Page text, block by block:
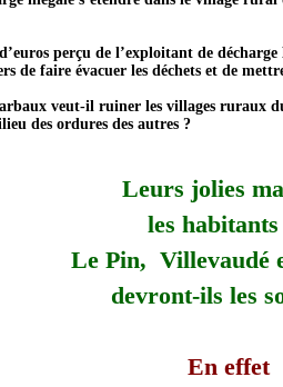
perçu de l’exploitant de
de faire évacuer les déchets et de
veut-il ruiner les villages ruraux
des ordures des autres ?
Leurs jolies
les habitants
Le Pin, Villevaudé
devront-ils les
En effet